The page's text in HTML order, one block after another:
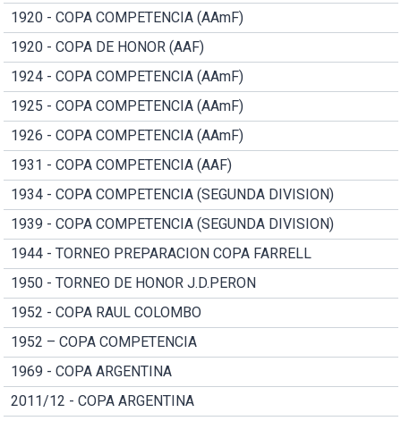
1920 - COPA COMPETENCIA (AAmF)
1920 - COPA DE HONOR (AAF)
1924 - COPA COMPETENCIA (AAmF)
1925 - COPA COMPETENCIA (AAmF)
1926 - COPA COMPETENCIA (AAmF)
1931 - COPA COMPETENCIA (AAF)
1934 - COPA COMPETENCIA (SEGUNDA DIVISION)
1939 - COPA COMPETENCIA (SEGUNDA DIVISION)
1944 - TORNEO PREPARACION COPA FARRELL
1950 - TORNEO DE HONOR J.D.PERON
1952 - COPA RAUL COLOMBO
1952 – COPA COMPETENCIA
1969 - COPA ARGENTINA
2011/12 - COPA ARGENTINA